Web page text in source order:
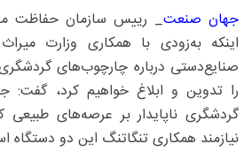
جهان صنعت_ رییس سازمان حفاظت
اینکه به‌زودی با همکاری وزارت
صنایع‌دستی درباره چارچوب‌های
را تدوین و ابلاغ خواهیم کرد، گفت:
گردشگری ناپایدار بر عرصه‌های طبیعی
نیازمند همکاری تنگاتنگ این دو دستگاه